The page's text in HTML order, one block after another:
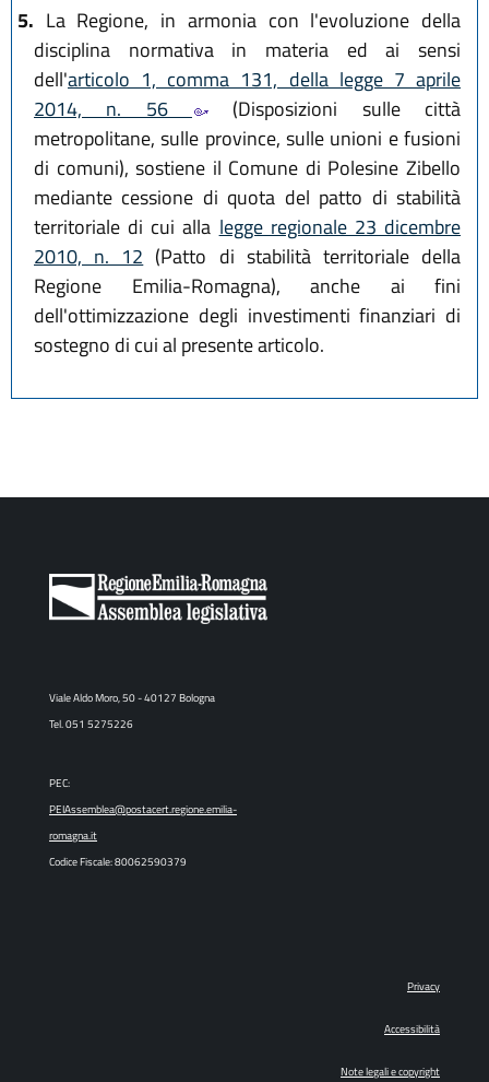
5. La Regione, in armonia con l'evoluzione della
disciplina normativa in materia ed ai sensi
dell'articolo 1, comma 131, della legge 7 aprile
2014, n. 56
(Disposizioni sulle città
metropolitane, sulle province, sulle unioni e fusioni
di comuni), sostiene il Comune di Polesine Zibello
mediante cessione di quota del patto di stabilità
territoriale di cui alla legge regionale 23 dicembre
2010, n. 12 (Patto di stabilità territoriale della
Regione Emilia-Romagna), anche ai fini
dell'ottimizzazione degli investimenti finanziari di
sostegno di cui al presente articolo.
Viale Aldo Moro, 50 - 40127 Bologna
Tel. 051 5275226
PEC:
PEIAssemblea@postacert.regione.emilia-
romagna.it
Codice Fiscale: 80062590379
Privacy
Accessibilità
Note legali e copyright